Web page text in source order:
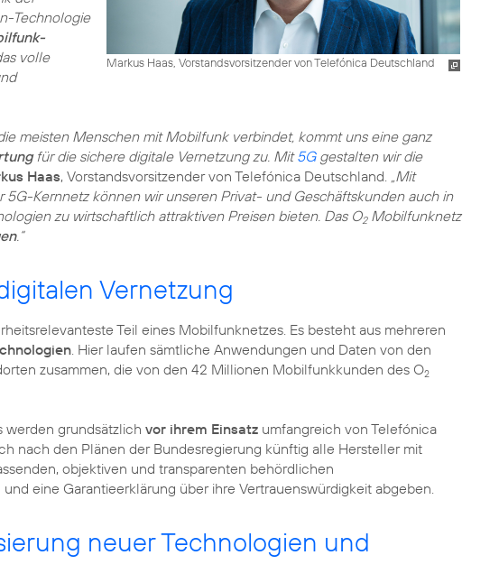
Markus Haas, Vorstandsvorsitzender von Telefónica Deutschland
Technologie
volle
meisten Menschen mit Mobilfunk verbindet, kommt uns eine ganz
für die sichere digitale Vernetzung zu. Mit5Ggestalten wir die
Haas, Vorstandsvorsitzender von Telefónica Deutschland. „Mit
5G-Kernnetz können wir unseren Privat- und Geschäftskunden auch in
zu wirtschaftlich attraktiven Preisen bieten. Das O2Mobilfunknetz
.“
Vernetzung
Teil eines Mobilfunknetzes. Es besteht aus mehreren
. Hier laufen sämtliche Anwendungen und Daten von den
zusammen, die von den 42 Millionen Mobilfunkkunden des O2
werden grundsätzlich vor ihrem Einsatz umfangreich von Telefónica
nach den Plänen der Bundesregierung künftig alle Hersteller mit
objektiven und transparenten behördlichen
eine Garantieerklärung über ihre Vertrauenswürdigkeit abgeben.
neuer Technologien und